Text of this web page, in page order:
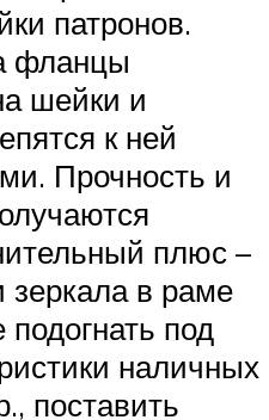
патронов.
фланцы
шейки и
к ней
Прочность и
плюс –
зеркала в раме
под
наличных
поставить